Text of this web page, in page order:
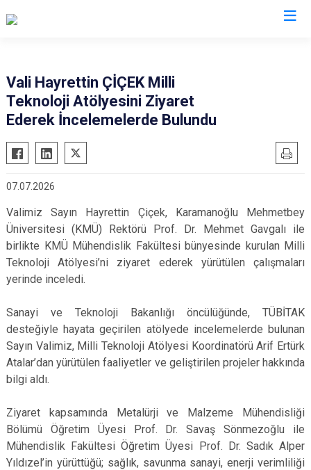
Vali Hayrettin ÇİÇEK Milli
Teknoloji Atölyesini Ziyaret
Ederek İncelemelerde Bulundu
07.07.2026
Valimiz Sayın Hayrettin Çiçek, Karamanoğlu Mehmetbey
Üniversitesi (KMÜ) Rektörü Prof. Dr. Mehmet Gavgalı ile
birlikte KMÜ Mühendislik Fakültesi bünyesinde kurulan Milli
Teknoloji Atölyesi’ni ziyaret ederek yürütülen çalışmaları
yerinde inceledi.
Sanayi ve Teknoloji Bakanlığı öncülüğünde, TÜBİTAK
desteğiyle hayata geçirilen atölyede incelemelerde bulunan
Sayın Valimiz, Milli Teknoloji Atölyesi Koordinatörü Arif Ertürk
Atalar’dan yürütülen faaliyetler ve geliştirilen projeler hakkında
bilgi aldı.
Ziyaret kapsamında Metalürji ve Malzeme Mühendisliği
Bölümü Öğretim Üyesi Prof. Dr. Savaş Sönmezoğlu ile
Mühendislik Fakültesi Öğretim Üyesi Prof. Dr. Sadık Alper
Yıldızel’in yürüttüğü; sağlık, savunma sanayi, enerji verimliliği